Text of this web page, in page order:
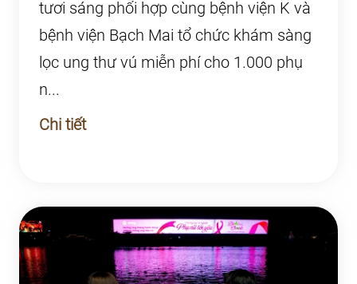
tươi sáng phối hợp cùng bệnh viện K và
bệnh viện Bạch Mai tổ chức khám sàng
lọc ung thư vú miễn phí cho 1.000 phụ
n...
Chi tiết